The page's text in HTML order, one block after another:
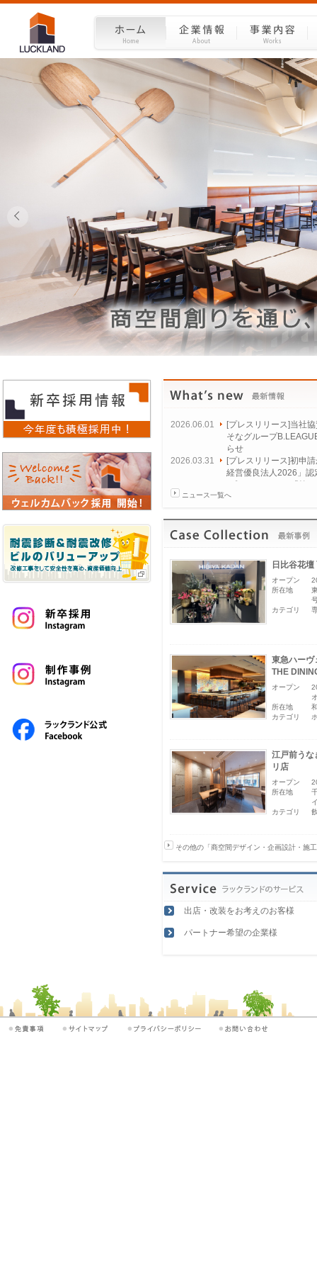
2026.06.01
[プレスリリース]当社
そなグループ
らせ
2026.03.31
[プレスリリース]初申
経営優良法人2026」認
ト・トレードショー
トラン・ショー2026
ニュース一覧へ
日比谷花
オープン
所在地
カテゴリ
東急ハーヴ
THE
オープン
所在地
カテゴリ
江戸前うな
リ店
オープン
所在地
カテゴリ
その他の「商空間デザイン・企画設計・施
出店・改装をお考えのお客様
パートナー希望の企業様